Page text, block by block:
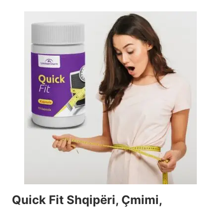
Quick Fit Shqipëri, Çmimi,